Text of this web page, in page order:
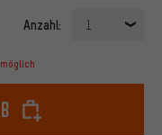
Anzahl: 1